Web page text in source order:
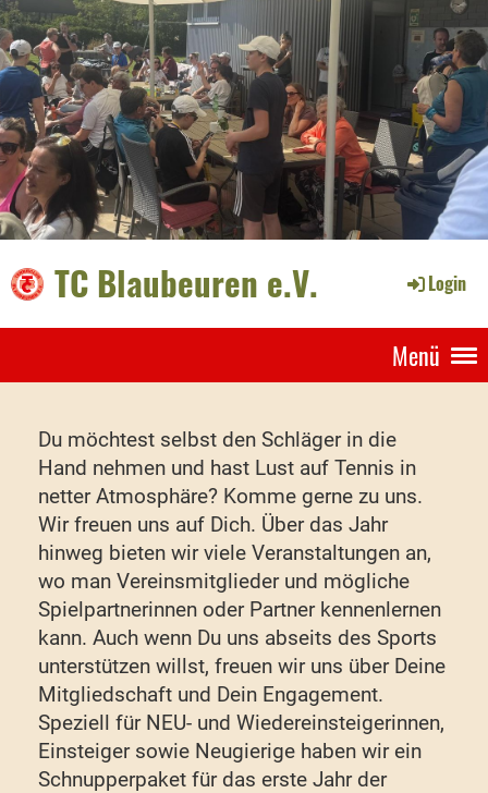
TC Blaubeuren e.V. Login
Menü
Du möchtest selbst den Schläger in die
Hand nehmen und hast Lust auf Tennis in
netter Atmosphäre? Komme gerne zu uns.
Wir freuen uns auf Dich. Über das Jahr
hinweg bieten wir viele Veranstaltungen an,
wo man Vereinsmitglieder und mögliche
Spielpartnerinnen oder Partner kennenlernen
kann. Auch wenn Du uns abseits des Sports
unterstützen willst, freuen wir uns über Deine
Mitgliedschaft und Dein Engagement.
Speziell für NEU- und Wiedereinsteigerinnen,
Einsteiger sowie Neugierige haben wir ein
Schnupperpaket für das erste Jahr der